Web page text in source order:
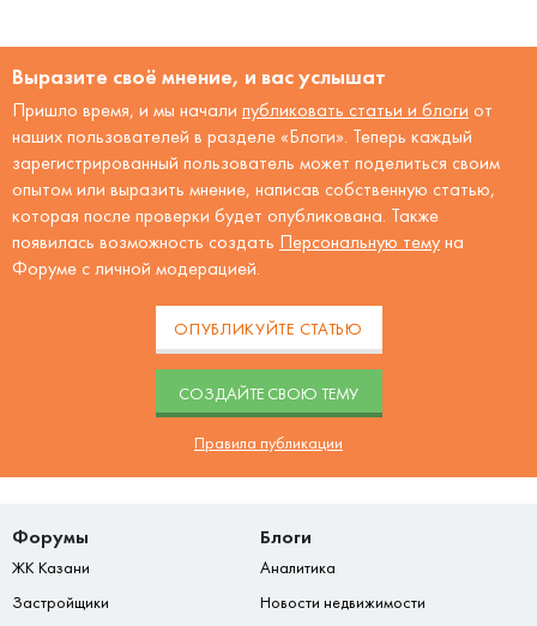
Выразите своё мнение, и вас услышат
Пришло время, и мы начали публиковать статьи и блоги от
наших пользователей в разделе «Блоги». Теперь каждый
зарегистрированный пользователь может поделиться своим
опытом или выразить мнение, написав собственную статью,
которая после проверки будет опубликована. Также
появилась возможность создать Персональную тему на
Форуме с личной модерацией.
ОПУБЛИКУЙТЕ СТАТЬЮ
CОЗДАЙТЕ СВОЮ ТЕМУ
Правила публикации
Форумы
ЖК Казани
Застройщики
Блоги
Аналитика
Новости недвижимости